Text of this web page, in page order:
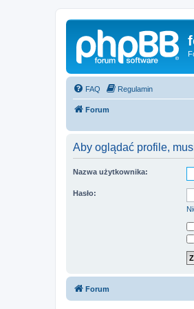
FAQ Regulamin
Forum
Aby oglądać profile,
Nazwa użytkownika:
Hasło:
Forum